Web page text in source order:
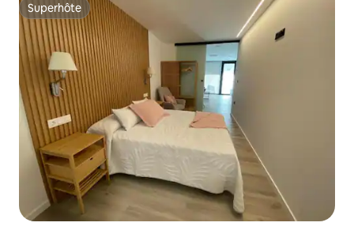
Superhôte
Superhôte